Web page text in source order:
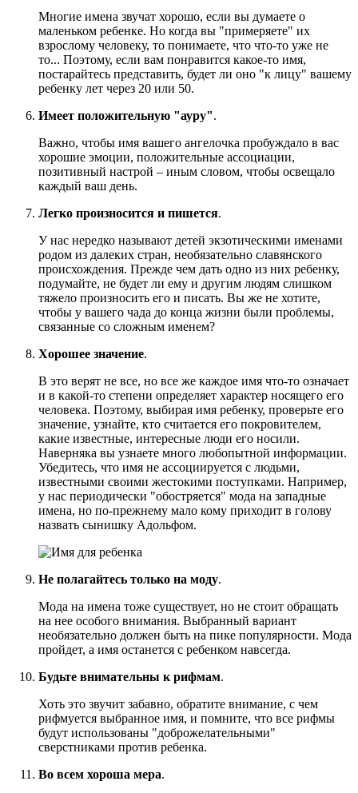
Многие имена звучат хорошо, если вы думаете о
маленьком ребенке. Но когда вы "примеряете" их
взрослому человеку, то понимаете, что что-то уже не
то... Поэтому, если вам понравится какое-то имя,
постарайтесь представить, будет ли оно "к лицу" вашему
ребенку лет через 20 или 50.
Имеет положительную "ауру".
Важно, чтобы имя вашего ангелочка пробуждало в вас
хорошие эмоции, положительные ассоциации,
позитивный настрой – иным словом, чтобы освещало
каждый ваш день.
Легко произносится и пишется.
У нас нередко называют детей экзотическими именами
родом из далеких стран, необязательно славянского
происхождения. Прежде чем дать одно из них ребенку,
подумайте, не будет ли ему и другим людям слишком
тяжело произносить его и писать. Вы же не хотите,
чтобы у вашего чада до конца жизни были проблемы,
связанные со сложным именем?
Хорошее значение.
В это верят не все, но все же каждое имя что-то означает
и в какой-то степени определяет характер носящего его
человека. Поэтому, выбирая имя ребенку, проверьте его
значение, узнайте, кто считается его покровителем,
какие известные, интересные люди его носили.
Наверняка вы узнаете много любопытной информации.
Убедитесь, что имя не ассоциируется с людьми,
известными своими жестокими поступками. Например,
у нас периодически "обостряется" мода на западные
имена, но по-прежнему мало кому приходит в голову
назвать сынишку Адольфом.
Не полагайтесь только на моду.
Мода на имена тоже существует, но не стоит обращать
на нее особого внимания. Выбранный вариант
необязательно должен быть на пике популярности. Мода
пройдет, а имя останется с ребенком навсегда.
Будьте внимательны к рифмам.
Хоть это звучит забавно, обратите внимание, с чем
рифмуется выбранное имя, и помните, что все рифмы
будут использованы "доброжелательными"
сверстниками против ребенка.
Во всем хороша мера.